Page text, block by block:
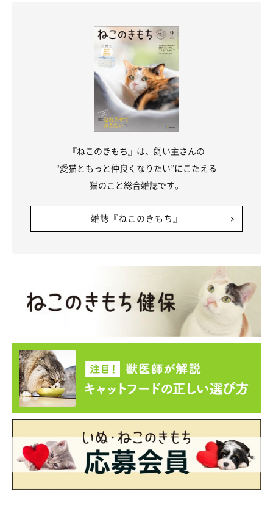
『ねこのきもち』は、飼い主さんの
“愛猫ともっと仲良くなりたい”にこたえる
猫のこと総合雑誌です。
雑誌『ねこのきもち』